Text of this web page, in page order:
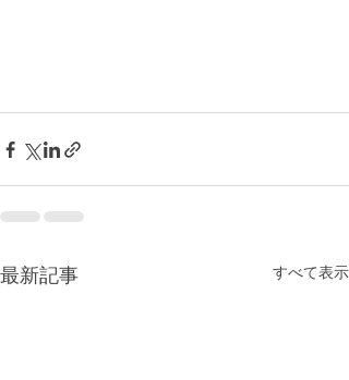
最新記事 すべて表示